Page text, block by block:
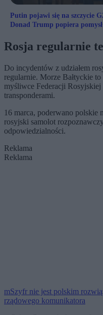
Putin pojawi się na szczycie
Donad Trump popiera pomysł
Rosja regularnie
Do incydentów z udziałem
regularnie. Morze Bałtyckie
myśliwce Federacji
transponderami.
16 marca, poderwano
rosyjski samolot
odpowiedzialności.
Reklama
Reklama
mSzyfr nie jest polskim
rządowego komunikatora